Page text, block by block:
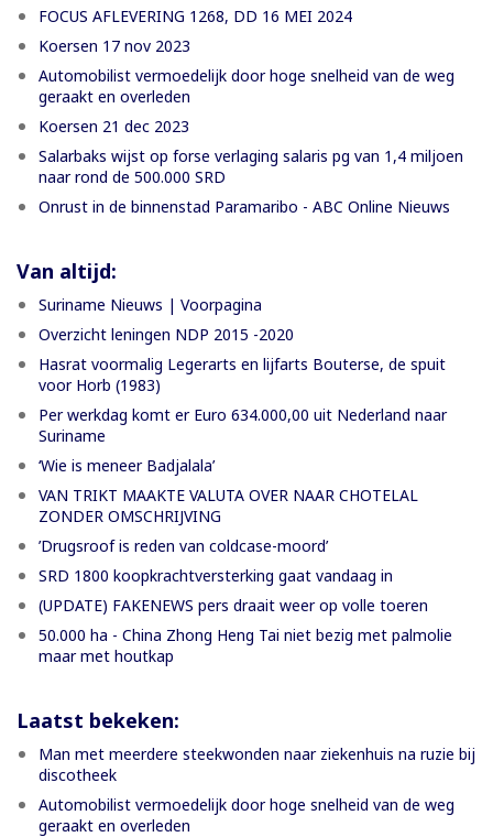
FOCUS AFLEVERING 1268, DD 16 MEI 2024
Koersen 17 nov 2023
Automobilist vermoedelijk door hoge snelheid van de weg
geraakt en overleden
Koersen 21 dec 2023
Salarbaks wijst op forse verlaging salaris pg van 1,4 miljoen
naar rond de 500.000 SRD
Onrust in de binnenstad Paramaribo - ABC Online Nieuws
Van altijd:
Suriname Nieuws | Voorpagina
Overzicht leningen NDP 2015 -2020
Hasrat voormalig Legerarts en lijfarts Bouterse, de spuit
voor Horb (1983)
Per werkdag komt er Euro 634.000,00 uit Nederland naar
Suriname
‘Wie is meneer Badjalala’
VAN TRIKT MAAKTE VALUTA OVER NAAR CHOTELAL
ZONDER OMSCHRIJVING
’Drugsroof is reden van coldcase-moord’
SRD 1800 koopkrachtversterking gaat vandaag in
(UPDATE) FAKENEWS pers draait weer op volle toeren
50.000 ha - China Zhong Heng Tai niet bezig met palmolie
maar met houtkap
Laatst bekeken:
Man met meerdere steekwonden naar ziekenhuis na ruzie bij
discotheek
Automobilist vermoedelijk door hoge snelheid van de weg
geraakt en overleden